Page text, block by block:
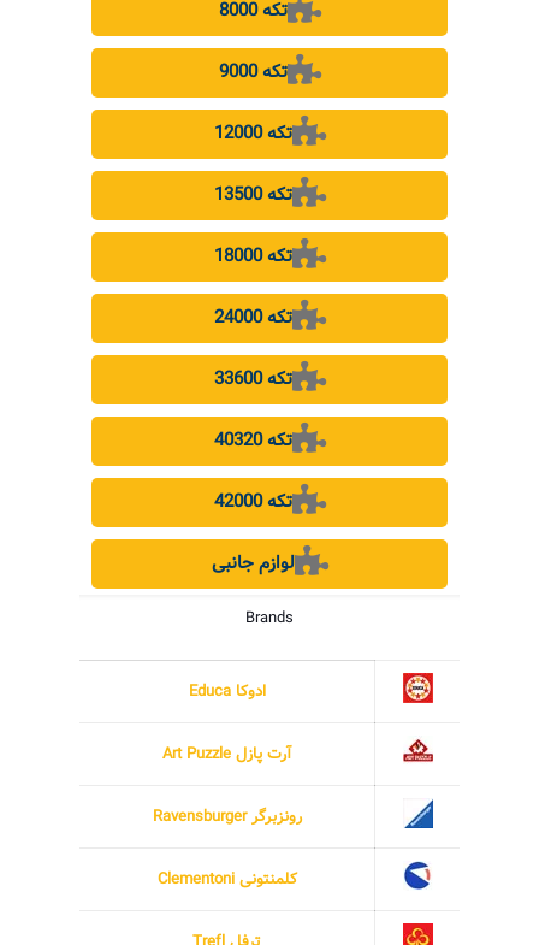
8000 تکه
9000 تکه
12000 تکه
13500 تکه
18000 تکه
24000 تکه
33600 تکه
40320 تکه
42000 تکه
لوازم جانبی
Brands
ادوکا Educa
آرت پازل Art Puzzle
رونزبرگر Ravensburger
کلمنتونی Clementoni